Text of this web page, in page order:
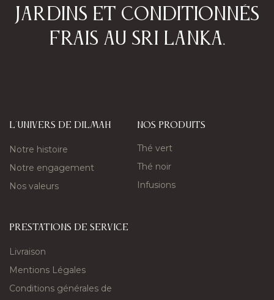
jardins et conditionnés
frais au Sri Lanka.​
L'univers de Dilmah
Notre histoire
Notre engagement
Nos valeurs
nos produits
Thé vert
Thé noir
Infusions
PRESTATIONS DE SERVICE
Livraison
Mentions Légales
Conditions générales de